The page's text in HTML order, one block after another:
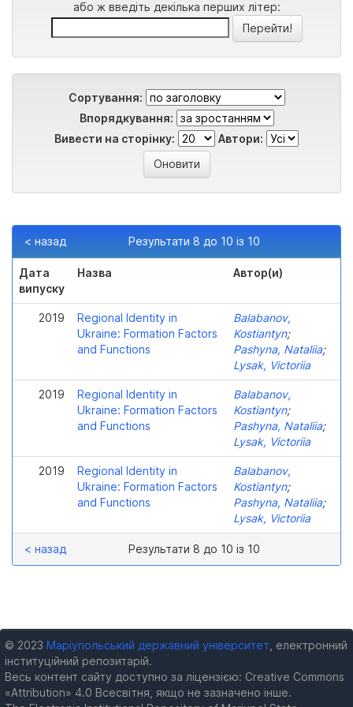
або ж введіть декілька перших літер:
Сортування:
Впорядкування:
Вивести на сторінку:
Автори:
Результати 8 до 10 із 10
< назад
Дата
випуску
Назва Автор(и)
2019
Regional Identity in
Ukraine: Formation Factors
and Functions
Balabanov,
Kostiantyn;
Pashyna, Nataliia;
Lysak, Victoriia
2019
Regional Identity in
Ukraine: Formation Factors
and Functions
Balabanov,
Kostiantyn;
Pashyna, Nataliia;
Lysak, Victoriia
2019
Regional Identity in
Ukraine: Formation Factors
and Functions
Balabanov,
Kostiantyn;
Pashyna, Nataliia;
Lysak, Victoriia
Результати 8 до 10 із 10
< назад
© 2023 Маріупольський державний університет , електронний
інституційний репозитарій.
Весь контент сайту доступно за ліцензією: Creative Commons
«Attribution» 4.0 Всесвітня, якщо не зазначено інше.